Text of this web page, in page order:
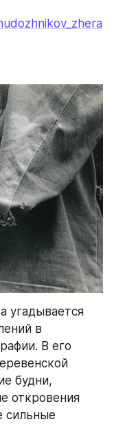
угадывается
в
В его
будни,
откровения
сильные